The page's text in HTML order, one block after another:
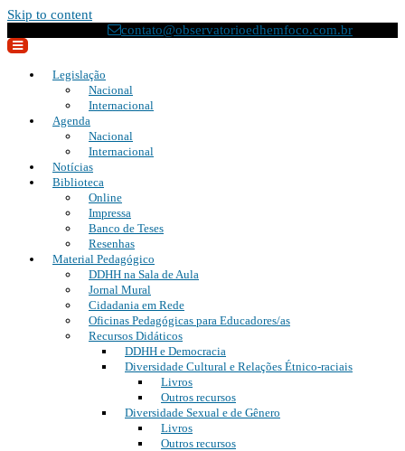
Skip to content
contato@observatorioedhemfoco.com.br
Legislação
Nacional
Internacional
Agenda
Nacional
Internacional
Notícias
Biblioteca
Online
Impressa
Banco de Teses
Resenhas
Material Pedagógico
DDHH na Sala de Aula
Jornal Mural
Cidadania em Rede
Oficinas Pedagógicas para Educadores/as
Recursos Didáticos
DDHH e Democracia
Diversidade Cultural e Relações Étnico-raciais
Livros
Outros recursos
Diversidade Sexual e de Gênero
Livros
Outros recursos